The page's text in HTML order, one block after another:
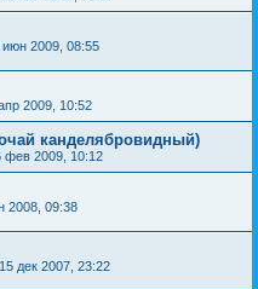
июн 2009, 08:55
2009, 10:52
канделябровидный)
фев 2009, 10:12
2008, 09:38
15 дек 2007, 23:22